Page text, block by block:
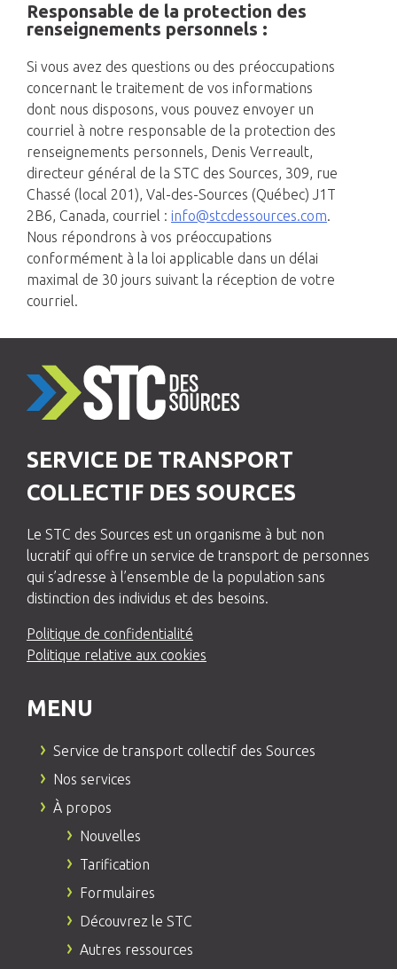
Responsable de la protection des
renseignements personnels :
Si vous avez des questions ou des préoccupations
concernant le traitement de vos informations
dont nous disposons, vous pouvez envoyer un
courriel à notre responsable de la protection des
renseignements personnels, Denis Verreault,
directeur général de la STC des Sources, 309, rue
Chassé (local 201), Val-des-Sources (Québec) J1T
2B6, Canada, courriel : info@stcdessources.com.
Nous répondrons à vos préoccupations
conformément à la loi applicable dans un délai
maximal de 30 jours suivant la réception de votre
courriel.
SERVICE DE TRANSPORT
COLLECTIF DES SOURCES
Le STC des Sources est un organisme à but non
lucratif qui offre un service de transport de personnes
qui s’adresse à l’ensemble de la population sans
distinction des individus et des besoins.
Politique de confidentialité
Politique relative aux cookies
MENU
Service de transport collectif des Sources
Nos services
À propos
Nouvelles
Tarification
Formulaires
Découvrez le STC
Autres ressources